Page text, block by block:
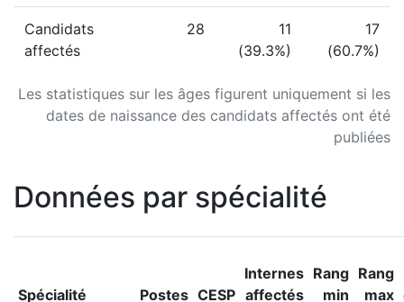
Les statistiques sur les âges figurent uniquement si les
dates de naissance des candidats affectés ont été
publiées
Candidats
affectés
28
11
(39.3%)
17
(60.7%)
Données par spécialité
Spécialité Postes CESP
Internes
affectés
Rang
min
Rang
max